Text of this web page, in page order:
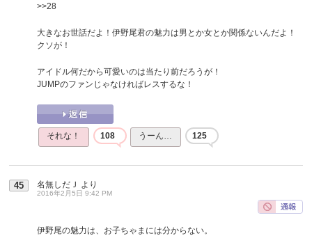
>>28
大きなお世話だよ！伊野尾君の魅力は男とか女とか関係ないんだよ！
クソが！
アイドル何だから可愛いのは当たり前だろうが！
JUMPのファンじゃなければレスするな！
それな！ 108 うーん… 125
45 名無しだＪ より
2016年2月5日 9:42 PM
伊野尾の魅力は、お子ちゃまには分からない。